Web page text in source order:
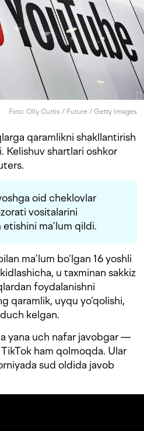
Foto: Olly Curtis / Future / Getty Images
qaramlikni shakllantirish
Kelishuv shartlari oshkor
oid cheklovlar
vositalarini
ma’lum qildi.
ma’lum bo‘lgan 16 yoshli
u taxminan sakkiz
foydalanishni
qaramlik, uyqu yo‘qolishi,
kelgan.
yana uch nafar javobgar —
ham qolmoqda. Ular
sud oldida javob